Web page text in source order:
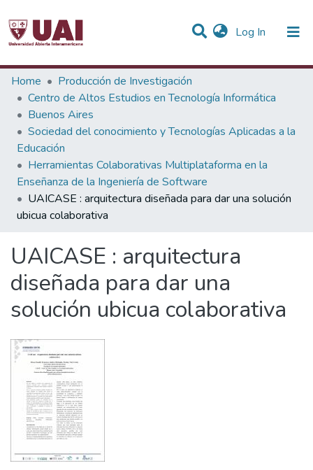
Log In (current)
Statistics
Communities & Collections
All of DSpace
Home
Producción de Investigación
Centro de Altos Estudios en Tecnología Informática
Buenos Aires
Sociedad del conocimiento y Tecnologías Aplicadas a la
Educación
Herramientas Colaborativas Multiplataforma en la
Enseñanza de la Ingeniería de Software
UAICASE : arquitectura diseñada para dar una solución
ubicua colaborativa
UAICASE : arquitectura
diseñada para dar una
solución ubicua colaborativa